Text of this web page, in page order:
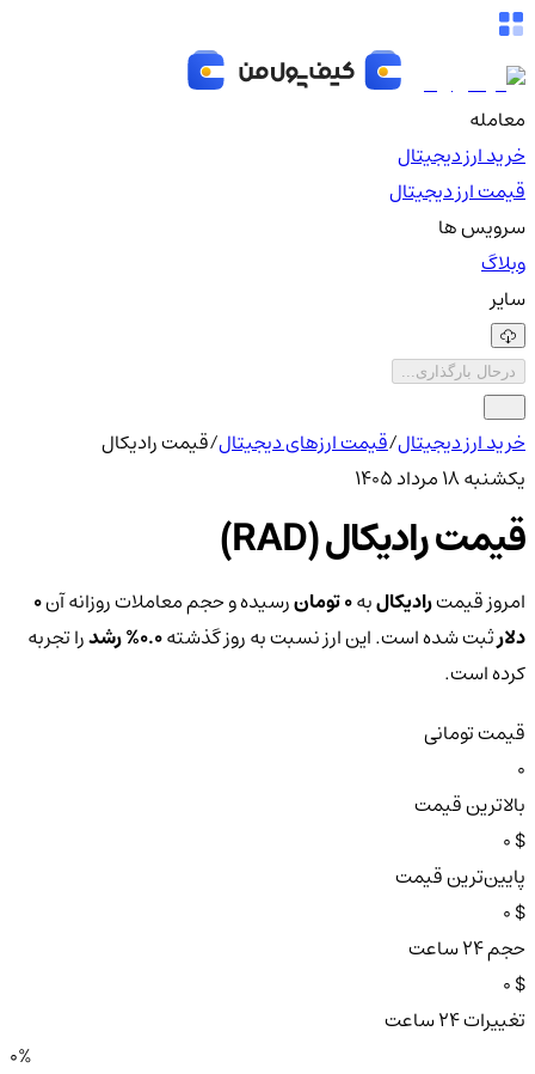
معامله
خرید ارز دیجیتال
قیمت ارز دیجیتال
سرویس ها
وبلاگ
سایر
درحال بارگذاری...
خرید ارز دیجیتال/قیمت ارزهای دیجیتال/قیمت رادیکال
یکشنبه ۱۸ مرداد ۱۴۰۵
قیمت رادیکال (RAD)
امروز قیمترادیکالبه0 تومان رسیده و حجم معاملات روزانه آن0
دلارثبت شده است. این ارز نسبت به روز گذشته0.0% رشدرا تجربه
کرده است.
قیمت تومانی
بالاترین قیمت
$ 0
پایین‌ترین قیمت
$ 0
حجم ۲۴ ساعت
$ 0
تغییرات ۲۴ ساعت
0%